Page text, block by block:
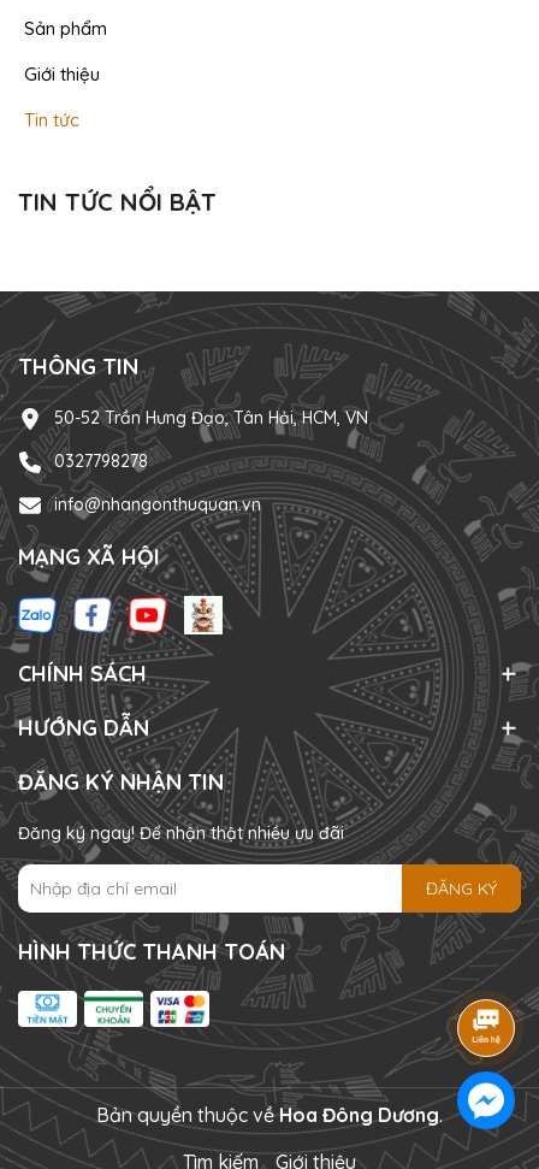
Sản phẩm
Giới thiệu
Tin tức
TIN TỨC NỔI BẬT
THÔNG TIN
50-52 Trần Hưng Đạo, Tân Hải, HCM, VN
0327798278
info@nhangonthuquan.vn
MẠNG XÃ HỘI
CHÍNH SÁCH
HƯỚNG DẪN
ĐĂNG KÝ NHẬN TIN
Đăng ký ngay! Để nhận thật nhiều ưu đãi
ĐĂNG KÝ
HÌNH THỨC THANH TOÁN
Bản quyền thuộc vềHoa Đông Dương.
Tìm kiếm
Giới thiệu